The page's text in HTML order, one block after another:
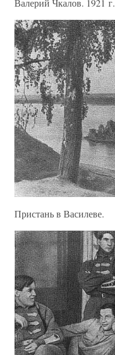
Валерий Чкалов. 1921 г.
Пристань в Василеве.